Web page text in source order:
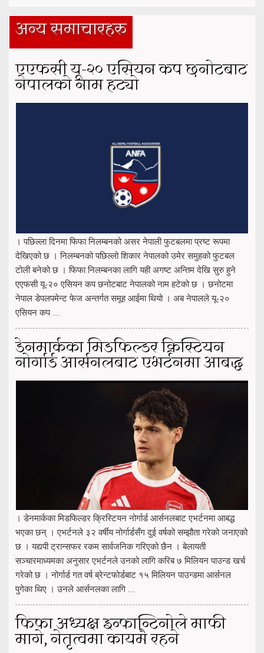
अन्य समाचारहरु
एएफसी यू-२० एसियन कप छनोटबाट
नेपालको नाम हट्यो
। पछिल्ला दिनमा फिफा निलम्बनको असर नेपाली फुटबलमा प्रष्ट रूपमा
देखिएको छ । निलम्बनको पछिल्लो शिकार नेपालको उमेर समुहको फुटबल
टोली बनेको छ । फिफा निलम्बनका लागि यही अगष्ट अन्तिम देखि सुरु हुने
एएफसी यू-२० एसियन कप छनोटबाट नेपालको नाम हटेको छ । छनोटमा
नेपाल डेपलपमेन्ट फेज अन्तर्गत समूह आईमा थियो । अब नेपालले यू-२०
एसियन कप ...
डेनमार्कका मिडफिल्डर क्रिस्टियन
नोर्गार्ड आर्सनलबाट एभर्टनमा आबद्ध
। डेनमार्कका मिडफिल्डर क्रिस्टियन नोर्गार्ड आर्सनलबाट एभर्टनमा आबद्ध
भएका छन् । एभर्टनले ३२ वर्षीय नोर्गार्डसँग दुई वर्षको सम्झौता गरेको जनाएको
छ । यद्यपी ट्रान्सफर रकम सार्वजनिक गरिएको छैन । बेलायती
सञ्चारमाध्यमका अनुसार एभर्टनले उनको लागि करिब ७ मिलियन पाउन्ड खर्च
गरेको छ । नोर्गार्ड गत वर्ष ब्रेन्टफोर्डबाट १५ मिलियन पाउन्डमा आर्सनल
पुगेका थिए । उनले आर्सनलका लागि ...
फिफा अध्यक्ष इन्फान्टिनोले माफी
मागे, नेतृत्वमा कायमै रहने